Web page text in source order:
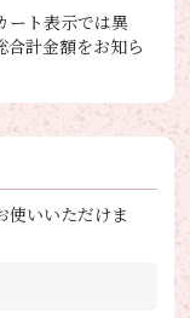
ート表示では異
合計金額をお知ら
使いいただけま